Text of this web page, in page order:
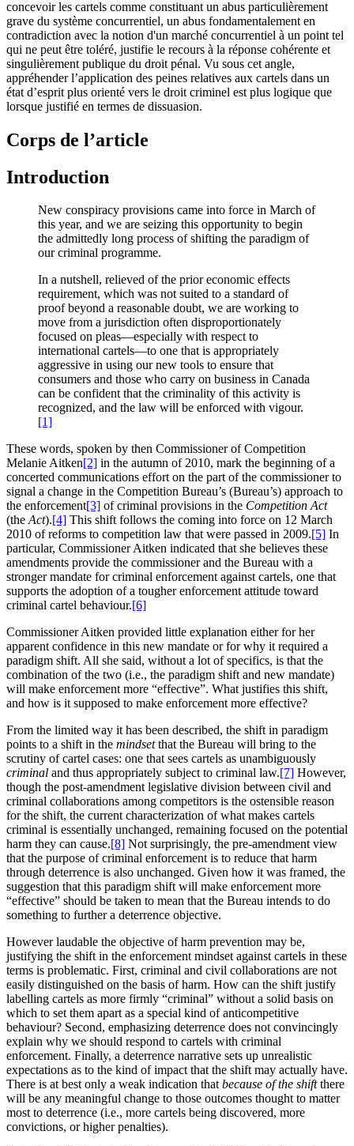
concevoir les cartels comme constituant un abus particulièrement
grave du système concurrentiel, un abus fondamentalement en
contradiction avec la notion d'un marché concurrentiel à un point tel
qui ne peut être toléré, justifie le recours à la réponse cohérente et
singulièrement publique du droit pénal. Vu sous cet angle,
appréhender l’application des peines relatives aux cartels dans un
état d’esprit plus orienté vers le droit criminel est plus logique que
lorsque justifié en termes de dissuasion.
Corps de l’article
Introduction
New conspiracy provisions came into force in March of
this year, and we are seizing this opportunity to begin
the admittedly long process of shifting the paradigm of
our criminal programme.
In a nutshell, relieved of the prior economic effects
requirement, which was not suited to a standard of
proof beyond a reasonable doubt, we are working to
move from a jurisdiction often disproportionately
focused on pleas—especially with respect to
international cartels—to one that is appropriately
aggressive in using our new tools to ensure that
consumers and those who carry on business in Canada
can be confident that the criminality of this activity is
recognized, and the law will be enforced with vigour.
[1]
These words, spoken by then Commissioner of Competition
Melanie Aitken[2] in the autumn of 2010, mark the beginning of a
concerted communications effort on the part of the commissioner to
signal a change in the Competition Bureau’s (Bureau’s) approach to
the enforcement[3] of criminal provisions in the Competition Act
(theAct).[4] This shift follows the coming into force on 12 March
2010 of reforms to competition law that were passed in 2009.[5] In
particular, Commissioner Aitken indicated that she believes these
amendments provide the commissioner and the Bureau with a
stronger mandate for criminal enforcement against cartels, one that
supports the adoption of a tougher enforcement attitude toward
criminal cartel behaviour.[6]
Commissioner Aitken provided little explanation either for her
apparent confidence in this new mandate or for why it required a
paradigm shift. All she said, without a lot of specifics, is that the
combination of the two (i.e., the paradigm shift and new mandate)
will make enforcement more “effective”. What justifies this shift,
and how is it supposed to make enforcement more effective?
From the limited way it has been described, the shift in paradigm
points to a shift in the mindsetthat the Bureau will bring to the
scrutiny of cartel cases: one that sees cartels as unambiguously
criminal and thus appropriately subject to criminal law.[7] However,
though the post-amendment legislative division between civil and
criminal collaborations among competitors is the ostensible reason
for the shift, the current characterization of what makes cartels
criminal is essentially unchanged, remaining focused on the potential
harm they can cause.[8] Not surprisingly, the pre-amendment view
that the purpose of criminal enforcement is to reduce that harm
through deterrence is also unchanged. Given how it was framed, the
suggestion that this paradigm shift will make enforcement more
“effective” should be taken to mean that the Bureau intends to do
something to further a deterrence objective.
However laudable the objective of harm prevention may be,
justifying the shift in the enforcement mindset against cartels in these
terms is problematic. First, criminal and civil collaborations are not
easily distinguished on the basis of harm. How can the shift justify
labelling cartels as more firmly “criminal” without a solid basis on
which to set them apart as a special kind of anticompetitive
behaviour? Second, emphasizing deterrence does not convincingly
explain why we should respond to cartels with criminal
enforcement. Finally, a deterrence narrative sets up unrealistic
expectations as to the kind of impact that the shift may actually have.
There is at best only a weak indication thatbecause of the shiftthere
will be any meaningful change to those outcomes thought to matter
most to deterrence (i.e., more cartels being discovered, more
convictions, or higher penalties).